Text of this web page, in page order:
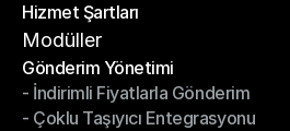
Gizlilik Politikası
Hizmet Şartları
Hizmet Şartları
Modüller
Gönderim Yönetimi
Gönderim Yönetimi
- İndirimli Fiyatlarla Gönderim
- İndirimli Fiyatlarla Gönderim
- Çoklu Taşıyıcı Entegrasyonu